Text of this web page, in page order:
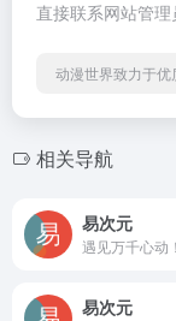
直接联系网站管理
动漫世界致力于优
相关导航
易次元
易次元